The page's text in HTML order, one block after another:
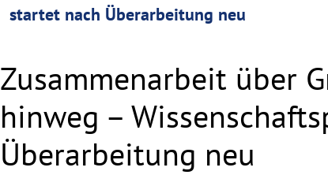
startet nach Überarbeitung neu
Zusammenarbeit über
hinweg –
Überarbeitung neu